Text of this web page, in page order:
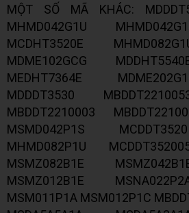
MỘT SỐ MÃ KHÁC:
MHMD042G1U
MCDHT3520E
MDME102GCG
MEDHT7364E
MDDDT3530
MBDDT2210003
MSMD042P1S
MHMD082P1U
MSMZ082B1E
MSMZ012B1E
MSM011P1A MSM012P1C